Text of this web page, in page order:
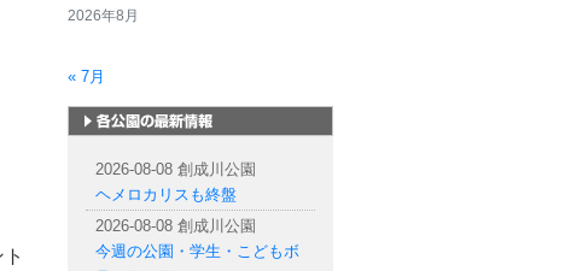
2026年8月
« 7月
2026-08-08 創成川公園
ヘメロカリスも終盤
2026-08-08 創成川公園
今週の公園・学生・こどもボ